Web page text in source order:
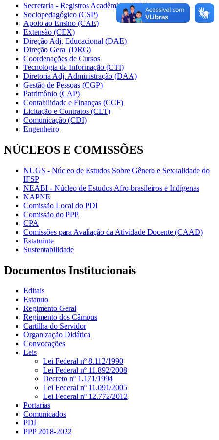
Secretaria - Registros Acadêmicos (CRA)
Sociopedagógico (CSP)
Apoio ao Ensino (CAE)
Extensão (CEX)
Direção Adj. Educacional (DAE)
Direção Geral (DRG)
Coordenações de Cursos
Tecnologia da Informação (CTI)
Diretoria Adj. Administração (DAA)
Gestão de Pessoas (CGP)
Patrimônio (CAP)
Contabilidade e Finanças (CCF)
Licitação e Contratos (CLT)
Comunicação (CDI)
Engenheiro
NÚCLEOS E COMISSÕES
NUGS - Núcleo de Estudos Sobre Gênero e Sexualidade do
IFSP
NEABI - Núcleo de Estudos Afro-brasileiros e Indígenas
NAPNE
Comissão Local do PDI
Comissão do PPP
CPA
Comissões para Avaliação da Atividade Docente (CAAD)
Estatuinte
Sustentabilidade
Documentos Institucionais
Editais
Estatuto
Regimento Geral
Regimento dos Câmpus
Cartilha do Servidor
Organização Didática
Convocações
Leis
Lei Federal nº 8.112/1990
Lei Federal nº 11.892/2008
Decreto nº 1.171/1994
Lei Federal nº 11.091/2005
Lei Federal nº 12.772/2012
Portarias
Comunicados
PDI
PPP 2018-2022